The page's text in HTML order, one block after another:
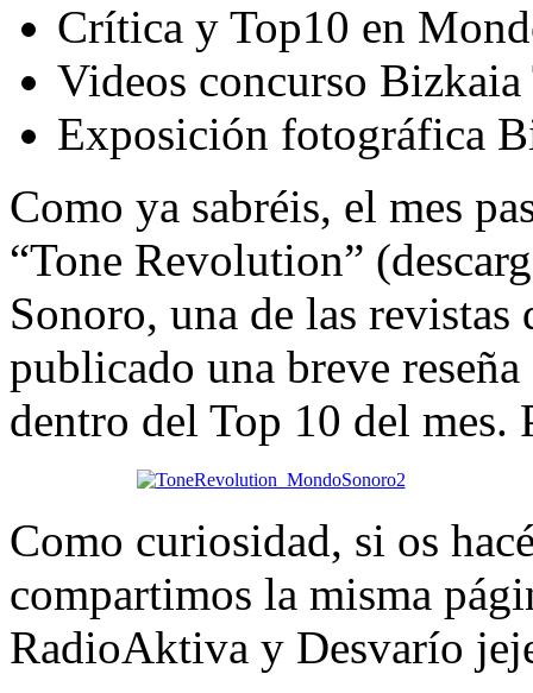
Crítica y Top10 en
Videos concurso
Exposición fotográfica
Como ya sabréis, el mes
“Tone Revolution”
Sonoro, una de las revistas
publicado una breve
dentro del Top 10 del mes.
Como curiosidad, si os
compartimos la misma
RadioAktiva y Desvarío